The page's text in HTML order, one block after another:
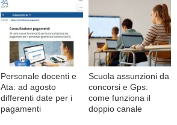
Personale docenti e
Ata: ad agosto
differenti date per i
pagamenti
Scuola assunzioni da
concorsi e Gps:
come funziona il
doppio canale